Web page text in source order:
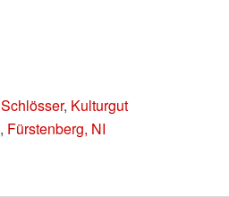
Schlösser, Kulturgut
, Fürstenberg, NI